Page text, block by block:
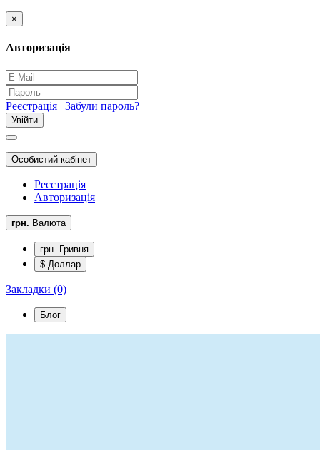
×
Авторизація
Реєстрація | Забули пароль?
Особистий кабінет
Реєстрація
Авторизація
грн. Валюта
грн. Гривня
$ Доллар
Закладки (0)
Блог